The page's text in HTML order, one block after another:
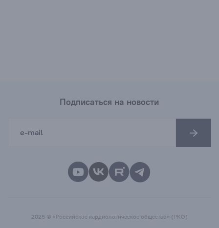
Подписаться на новости
2026 © «Российское кардиологическое общество» (РКО)